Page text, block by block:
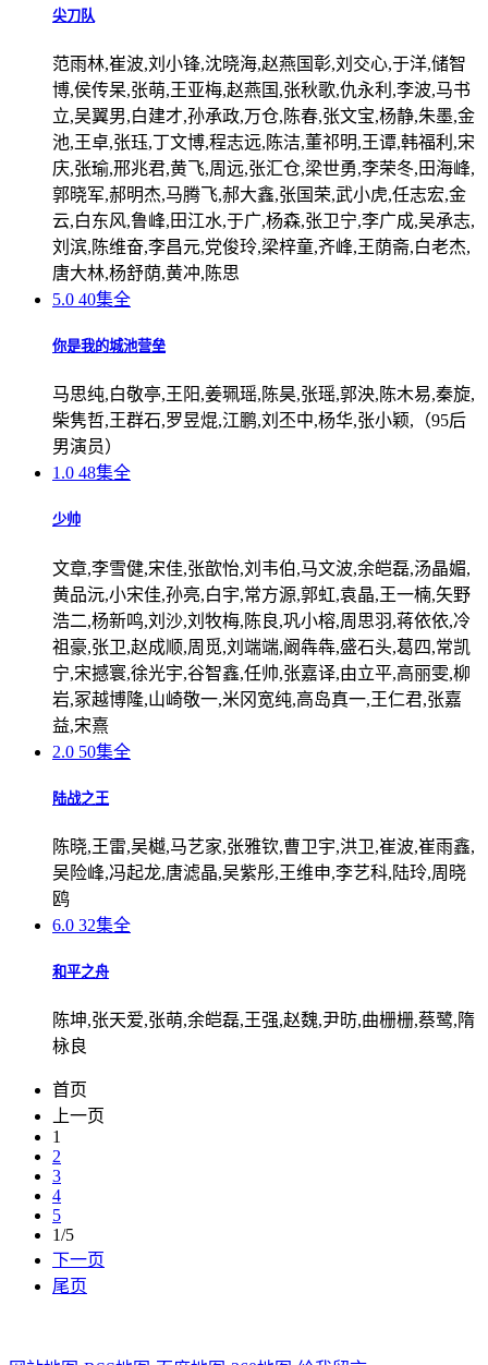
尖刀队
范雨林,崔波,刘小锋,沈晓海,赵燕国彰,刘交心,于洋,储智
博,侯传杲,张萌,王亚梅,赵燕国,张秋歌,仇永利,李波,马书
立,吴翼男,白建才,孙承政,万仓,陈春,张文宝,杨静,朱墨,金
池,王卓,张珏,丁文博,程志远,陈洁,董祁明,王谭,韩福利,宋
庆,张瑜,邢兆君,黄飞,周远,张汇仓,梁世勇,李荣冬,田海峰,
郭晓军,郝明杰,马腾飞,郝大鑫,张国荣,武小虎,任志宏,金
云,白东风,鲁峰,田江水,于广,杨森,张卫宁,李广成,吴承志,
刘滨,陈维奋,李昌元,党俊玲,梁梓童,齐峰,王荫斋,白老杰,
唐大林,杨舒荫,黄冲,陈思
5.0 40集全
你是我的城池营垒
马思纯,白敬亭,王阳,姜珮瑶,陈昊,张瑶,郭泱,陈木易,秦旋,
柴隽哲,王群石,罗昱焜,江鹏,刘丕中,杨华,张小颖,（95后
男演员）
1.0 48集全
少帅
文章,李雪健,宋佳,张歆怡,刘韦伯,马文波,余皑磊,汤晶媚,
黄品沅,小宋佳,孙亮,白宇,常方源,郭虹,袁晶,王一楠,矢野
浩二,杨新鸣,刘沙,刘牧梅,陈良,巩小榕,周思羽,蒋依依,冷
祖豪,张卫,赵成顺,周觅,刘端端,阚犇犇,盛石头,葛四,常凯
宁,宋撼寰,徐光宇,谷智鑫,任帅,张嘉译,由立平,高丽雯,柳
岩,冢越博隆,山崎敬一,米冈宽纯,高岛真一,王仁君,张嘉
益,宋熹
2.0 50集全
陆战之王
陈晓,王雷,吴樾,马艺家,张雅钦,曹卫宇,洪卫,崔波,崔雨鑫,
吴险峰,冯起龙,唐滤晶,吴紫彤,王维申,李艺科,陆玲,周晓
鸥
6.0 32集全
和平之舟
陈坤,张天爱,张萌,余皑磊,王强,赵魏,尹昉,曲栅栅,蔡鹭,隋
栐良
首页
上一页
1
2
3
4
5
1/5
下一页
尾页